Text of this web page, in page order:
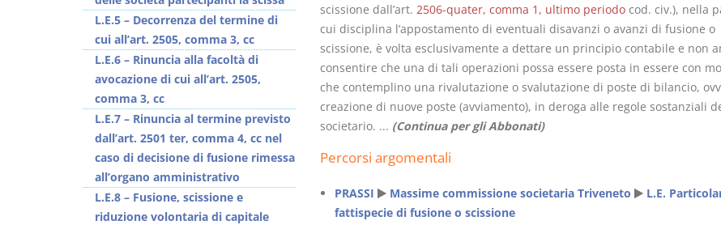
scissione dall’art. 2506-quater, comma 1, ultimo periodocod. civ.), nella
cui disciplina l’appostamento di eventuali disavanzi o avanzi di fusione o
scissione, è volta esclusivamente a dettare un principio contabile e non
consentire che una di tali operazioni possa essere posta in essere con
che contemplino una rivalutazione o svalutazione di poste di bilancio,
creazione di nuove poste (avviamento), in deroga alle regole sostanziali
societario. ... (Continua per gli Abbonati)
Percorsi argomentali
PRASSI Massime commissione societaria Triveneto
L.E.
fattispecie di fusione o scissione
L.E.5 – Decorrenza del termine di
cui all’art. 2505, comma 3, cc
L.E.6 – Rinuncia alla facoltà di
avocazione di cui all’art. 2505,
comma 3, cc
L.E.7 – Rinuncia al termine previsto
dall’art. 2501 ter, comma 4, cc nel
caso di decisione di fusione rimessa
all’organo amministrativo
L.E.8 – Fusione, scissione e
riduzione volontaria di capitale
D. Minussi
Versione
4,19 (iva